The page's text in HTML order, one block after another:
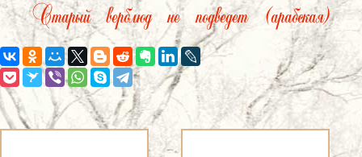
Старый верблюд не подведет (арабская)